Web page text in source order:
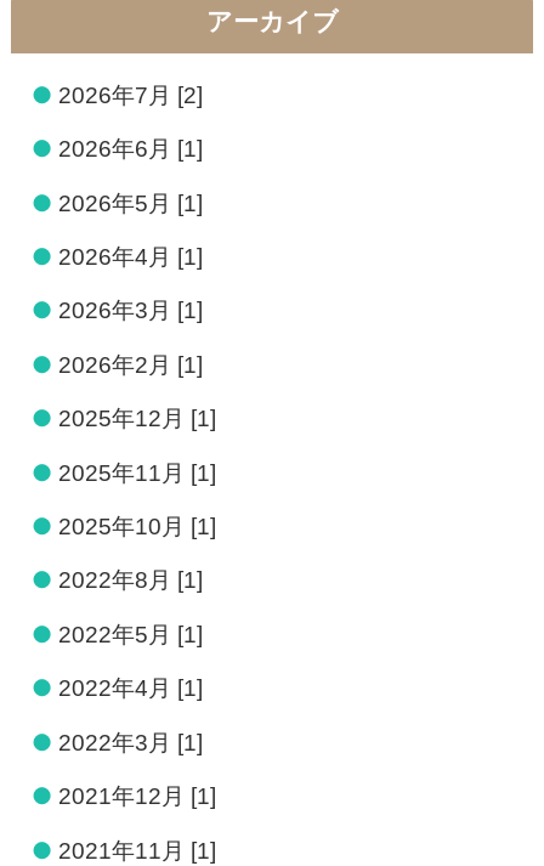
アーカイブ
● 2026年7月 [2]
● 2026年6月 [1]
● 2026年5月 [1]
● 2026年4月 [1]
● 2026年3月 [1]
● 2026年2月 [1]
● 2025年12月 [1]
● 2025年11月 [1]
● 2025年10月 [1]
● 2022年8月 [1]
● 2022年5月 [1]
● 2022年4月 [1]
● 2022年3月 [1]
● 2021年12月 [1]
● 2021年11月 [1]